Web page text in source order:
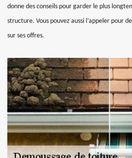
donne des conseils pour garder le plus
structure. Vous pouvez aussi l’appeler pour
sur ses offres.